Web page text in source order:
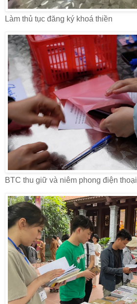
Làm thủ tục đăng ký khoá thiền
BTC thu giữ và niêm phong điện thoại